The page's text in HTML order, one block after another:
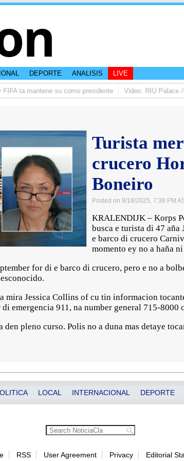
DEPORTE ANALISIS LIVE
ta mantene su como presidente Video: RIU Palace
Turista
crucero
Boneiro
Posted on 9/18/2025, 7:38 PM
KRALENDIJK – Korps
busca e turista di 47 aña
e barco di crucero
momento ey no a haña
for di e barco di crucero, pero e no a
mira Jessica Collins of cu tin informacion
emergencia 911, na number general 715-8000
pleno curso. Polis no a duna mas detaye
LOCAL INTERNACIONAL DEPORTE
RSS User Agreement Privacy Editorial